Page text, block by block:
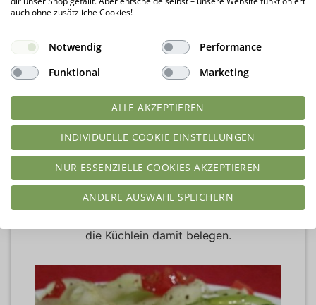
die Küchlein damit belegen.
auch ohne zusätzliche Cookies!
Notwendig
Performance
Funktional
Marketing
ALLE AKZEPTIEREN
INDIVIDUELLE COOKIE EINSTELLUNGEN
NUR ESSENZIELLE COOKIES AKZEPTIEREN
ANDERE AUSWAHL SPEICHERN